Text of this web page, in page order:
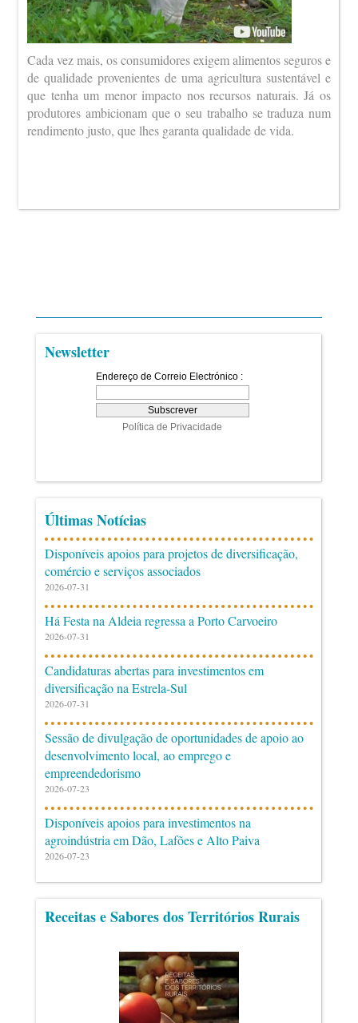
Cada vez mais, os consumidores exigem alimentos seguros e
de qualidade provenientes de uma agricultura sustentável e
que tenha um menor impacto nos recursos naturais. Já os
produtores ambicionam que o seu trabalho se traduza num
rendimento justo, que lhes garanta qualidade de vida.
Newsletter
Últimas Notícias
Disponíveis apoios para projetos de diversificação,
comércio e serviços associados
2026-07-31
Há Festa na Aldeia regressa a Porto Carvoeiro
2026-07-31
Candidaturas abertas para investimentos em
diversificação na Estrela-Sul
2026-07-31
Sessão de divulgação de oportunidades de apoio ao
desenvolvimento local, ao emprego e
empreendedorismo
2026-07-23
Disponíveis apoios para investimentos na
agroindústria em Dão, Lafões e Alto Paiva
2026-07-23
Receitas e Sabores dos Territórios Rurais